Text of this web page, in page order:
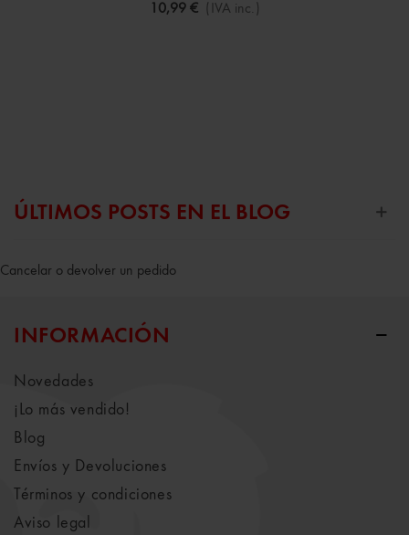
10,99 € (IVA inc.)
ÚLTIMOS POSTS EN EL BLOG
Cancelar o devolver un pedido
INFORMACIÓN
Novedades
¡Lo más vendido!
Blog
Envíos y Devoluciones
Términos y condiciones
Aviso legal